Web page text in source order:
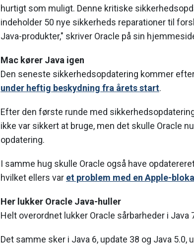
hurtigt som muligt. Denne kritiske
indeholder 50 nye sikkerheds reparationer til
Java-produkter," skriver Oracle på sin
Mac kører Java igen
Den seneste sikkerhedsopdatering kommer
under heftig beskydning fra årets start.
Efter den første runde med
ikke var sikkert at bruge, men det skulle Oracle
opdatering.
I samme hug skulle Oracle også have
hvilket ellers var et problem med en Apple-
Her lukker Oracle Java-huller
Helt overordnet lukker Oracle sårbarheder i Java
Det samme sker i Java 6, update 38 og Java 5.0,